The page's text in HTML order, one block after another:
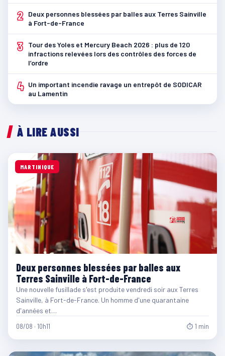
2
Deux personnes blessées par balles aux Terres Sainville
à Fort-de-France
3
Tour des Yoles et Mercury Beach 2026 : plus de 120
infractions relevées lors des contrôles des forces de
l’ordre
4 Un important incendie ravage un entrepôt de SODICAR
au Lamentin
À LIRE AUSSI
MARTINIQUE
Deux personnes blessées par balles aux
Terres Sainville à Fort-de-France
Une nouvelle fusillade s'est produite vendredi soir aux Terres
Sainville, à Fort-de-France. Un homme d'une quarantaine
d'années et…
08/08 · 10h11 ⏱ 1 min